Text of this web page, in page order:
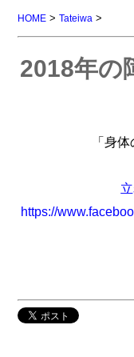
HOME >Tateiwa >
2018年の
「身
https://